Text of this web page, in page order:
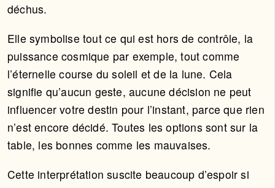
déchus.
Elle symbolise tout ce qui est hors de contrôle, la
puissance cosmique par exemple, tout comme
l’éternelle course du soleil et de la lune. Cela
signifie qu’aucun geste, aucune décision ne peut
influencer votre destin pour l’instant, parce que rien
n’est encore décidé. Toutes les options sont sur la
table, les bonnes comme les mauvaises.
Cette interprétation suscite beaucoup d’espoir si